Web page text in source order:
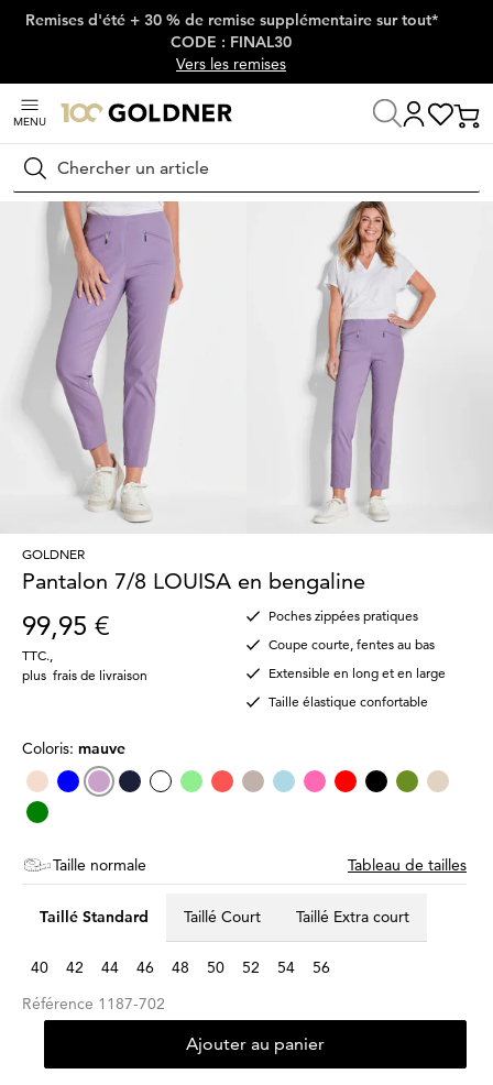
Passer la navigation, aller directement au contenu
Remises d'été + 30 % de remise supplémentaire sur tout*
CODE : FINAL30
Vers les remises
MENU
Rechercher
Maison Mode femme Pantalons
GOLDNER
Pantalon 7/8 LOUISA en bengaline
99,95 €
TTC.
plus frais de livraison
Poches zippées pratiques
Coupe courte, fentes au bas
Extensible en long et en large
Taille élastique confortable
Coloris: mauve
Taille normale Tableau de tailles
Taillé Standard Taillé Court Taillé Extra court
40 42 44 46 48 50 52 54
56
Référence 1187-702
Ajouter au panier